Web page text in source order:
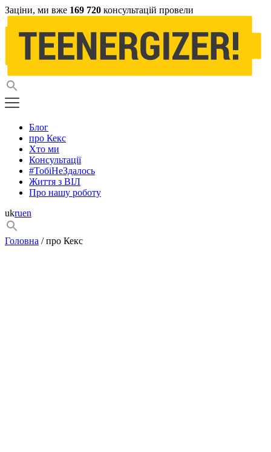
Заціни, ми вже 169 720 консультацій провели
Блог
про Кекс
Хто ми
Консультації
#ТобіНеЗдалось
Життя з ВІЛ
Про нашу роботу
ukruen
Головна / про Кекс